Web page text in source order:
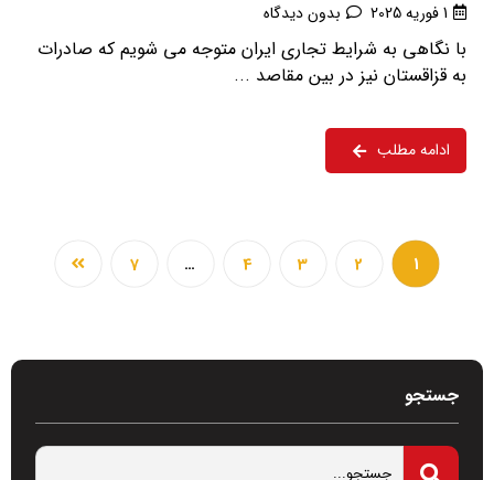
1 فوریه 2025 بدون دیدگاه
با نگاهی به شرایط تجاری ایران متوجه می شویم که صادرات
به قزاقستان نیز در بین مقاصد ...
ادامه مطلب
1
2
3
4
…
7
جستجو